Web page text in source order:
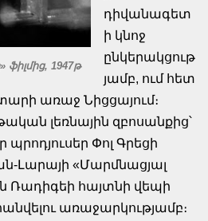
ֆիլմից, 1947թ
դիվանագետ
ի կնոջ
ընկերակցութ
յամբ, ում հետ
առաջ Նիցցայում։
լեռնային զբոսանքից՝
Փոլ Գրեցի
Լարայի «Մարմնացյալ
Ռադիգեի հայտնի վեպի
առաջարկությամբ։